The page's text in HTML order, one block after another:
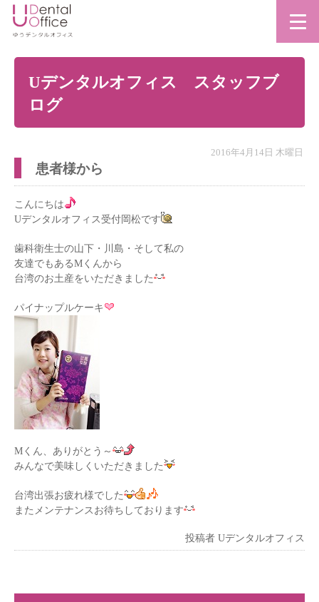
Uデンタルオフィス スタッフブ
ログ
2016年4月14日 木曜日
患者様から
こんにちは
Uデンタルオフィス受付岡松です
歯科衛生士の山下・川島・そして私の
友達でもあるMくんから
台湾のお土産をいただきました
パイナップルケーキ
Mくん、ありがとう～
みんなで美味しくいただきました
台湾出張お疲れ様でした
またメンテナンスお待ちしております
投稿者 Uデンタルオフィス